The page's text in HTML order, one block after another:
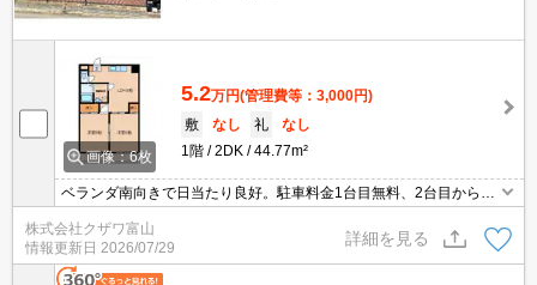
画像：6枚
5.2万円(管理費等：3,000円)
敷
なし 礼
なし
1階
2DK 44.77m²
ベランダ南向きで日当たり良好。駐車料金1台目無料、2台目から20
株式会社クザワ富山
情報更新日 2026/07/29
詳細を見る